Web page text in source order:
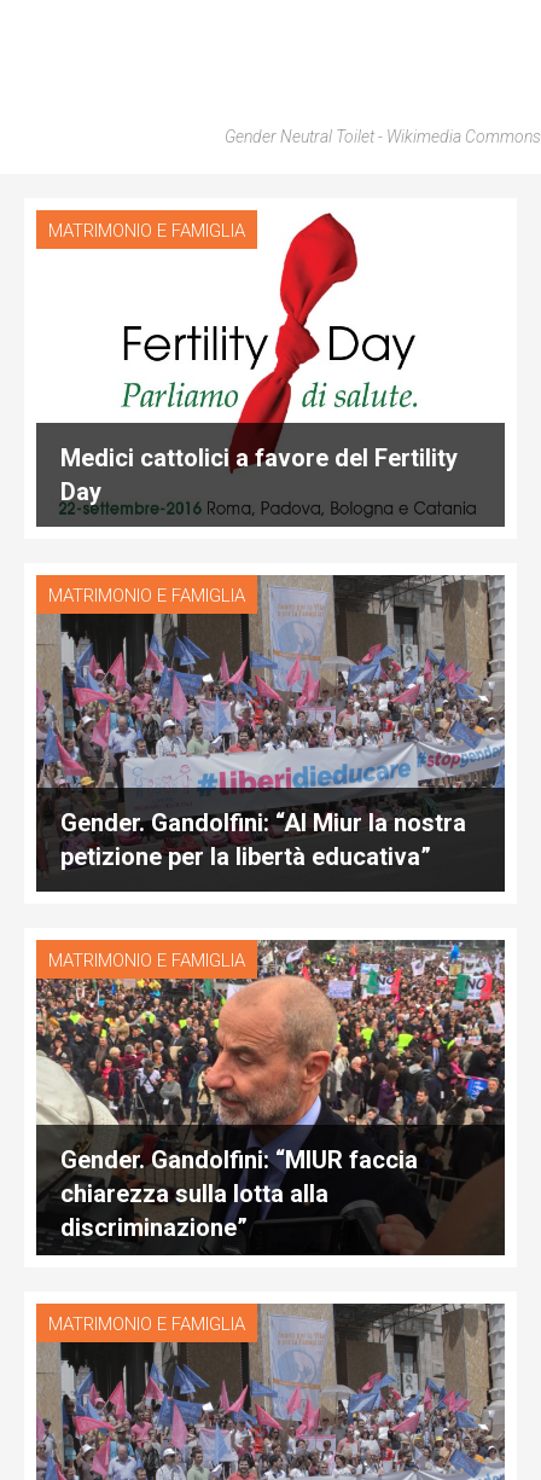
Gender Neutral Toilet - Wikimedia Commons
MATRIMONIO E FAMIGLIA
Medici cattolici a favore del Fertility
Day
MATRIMONIO E FAMIGLIA
Gender. Gandolfini: “Al Miur la nostra
petizione per la libertà educativa”
MATRIMONIO E FAMIGLIA
Gender. Gandolfini: “MIUR faccia
chiarezza sulla lotta alla
discriminazione”
MATRIMONIO E FAMIGLIA